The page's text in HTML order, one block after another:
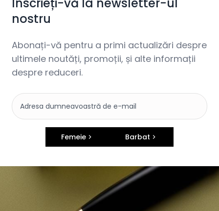
nostru
Abonați-vă pentru a primi actualizări despre
ultimele noutăți, promoții, și alte informații
despre reduceri.
Femeie Barbat